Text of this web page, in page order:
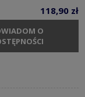
118,90 zł
O